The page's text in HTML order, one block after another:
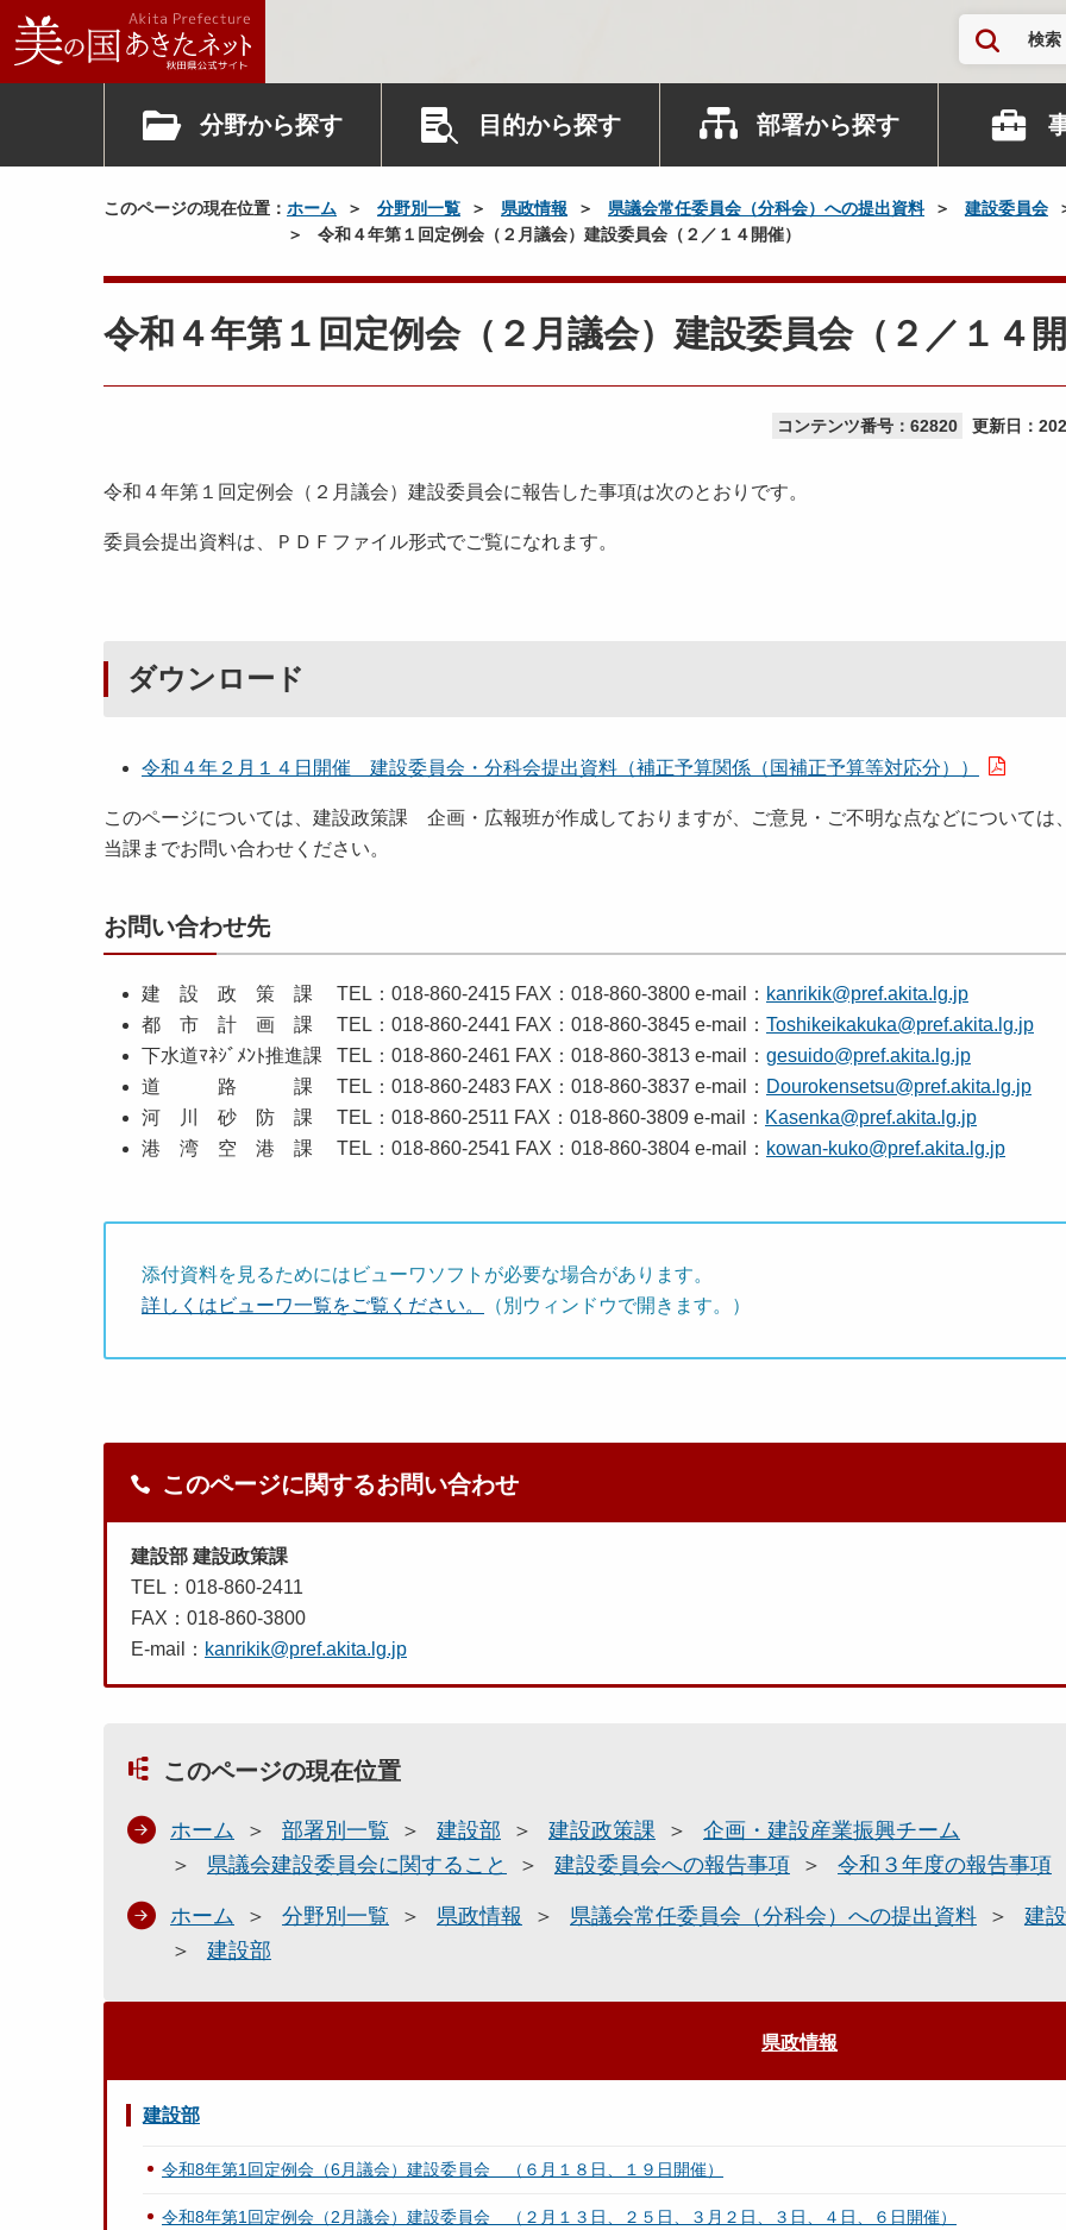
検索
分野から探す 目的から探す 部署から探す
このページの現在位置： ホーム 分野別一覧 県政情報 県議会常任委員会（分科会）への提出資料
建設委員会
令和４年第１回定例会（２月議会）建設委員会（２／１４開催）
令和４年第１回定例会（２月議会）建設委員会（２／１４
コンテンツ番号：62820 更新日：
令和４年第１回定例会（２月議会）建設委員会に報告した事項は次のとおりです。
委員会提出資料は、ＰＤＦファイル形式でご覧になれます。
ダウンロード
令和４年２月１４日開催 建設委員会・分科会提出資料（補正予算関係（国補正予算等対応分））
このページについては、建設政策課 企画・広報班が作成しておりますが、ご意見・ご不明な点などについては
当課までお問い合わせください。
お問い合わせ先
建 設 政 策 課 TEL：018-860-2415 FAX：018-860-3800 e-mail： kanrikik@pref.akita.lg.jp
都 市 計 画 課 TEL：018-860-2441 FAX：018-860-3845 e-mail： Toshikeikakuka@pref.akita.lg.jp
下水道ﾏﾈｼﾞﾒﾝﾄ推進課 TEL：018-860-2461 FAX：018-860-3813 e-mail： gesuido@pref.akita.lg.jp
道 路 課 TEL：018-860-2483 FAX：018-860-3837 e-mail： Dourokensetsu@pref.akita.lg.jp
河 川 砂 防 課 TEL：018-860-2511 FAX：018-860-3809 e-mail： Kasenka@pref.akita.lg.jp
港 湾 空 港 課 TEL：018-860-2541 FAX：018-860-3804 e-mail： kowan-kuko@pref.akita.lg.jp
添付資料を見るためにはビューワソフトが必要な場合があります。
詳しくはビューワ一覧をご覧ください。
（別ウィンドウで開きます。）
このページに関するお問い合わせ
建設部 建設政策課
TEL：018-860-2411
FAX：018-860-3800
E-mail： kanrikik@pref.akita.lg.jp
このページの現在位置
ホーム 部署別一覧 建設部 建設政策課
企画・建設産業振興チーム
県議会建設委員会に関すること
建設委員会への報告事項 令和３年度の報告事項
ホーム 分野別一覧 県政情報 県議会常任委員会（分科会）への提出資料
建
建設部
県政情報
建設部
令和8年第1回定例会（6月議会）建設委員会 （６月１８日、１９日開催）
令和8年第1回定例会（2月議会）建設委員会 （２月１３日、２５日、３月２日、３日、４日、６日開催）